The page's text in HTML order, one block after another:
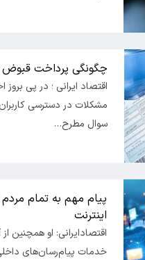
چگونگی پرداخت قبوض
اقتصاد ایرانی ؛ در پی
مشکلات در دسترسی
سوال مطرح…
پیام مهم به تمام
اینترنت
اقتصادایرانی: او همچنین
خدمات پیام‌رسان‌های